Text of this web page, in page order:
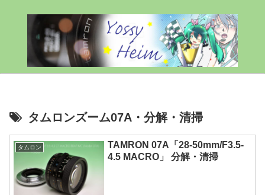
タムロンズーム07A・分解・清掃
タムロン
TAMRON 07A「28-50mm/F3.5-
4.5 MACRO」 分解・清掃